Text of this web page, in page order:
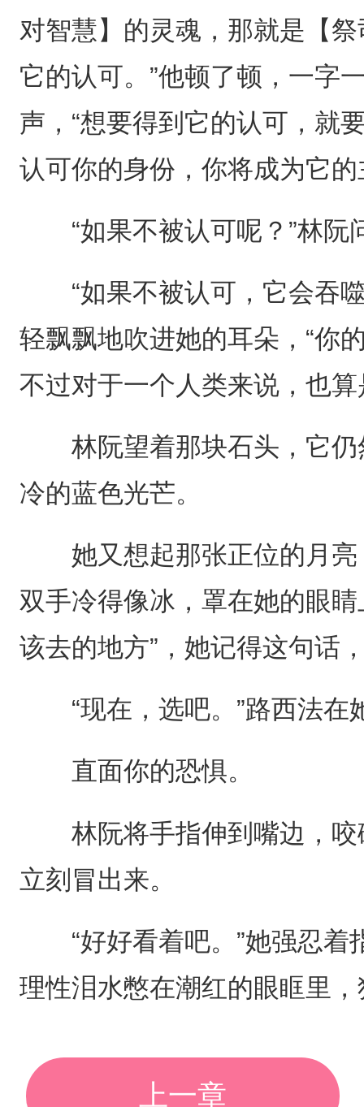
对智慧】的灵魂，那就是【
它的认可。”他顿了顿，一字
声，“想要得到它的认可，就
认可你的身份，你将成为它的
“如果不被认可呢？”林阮
“如果不被认可，它会吞噬
轻飘飘地吹进她的耳朵，“你
不过对于一个人类来说，也算
林阮望着那块石头，它仍
冷的蓝色光芒。
她又想起那张正位的月亮
双手冷得像冰，罩在她的眼
该去的地方”，她记得这句话
“现在，选吧。”路西法在
直面你的恐惧。
林阮将手指伸到嘴边，咬
立刻冒出来。
“好好看着吧。”她强忍着
理性泪水憋在潮红的眼眶里
上一章